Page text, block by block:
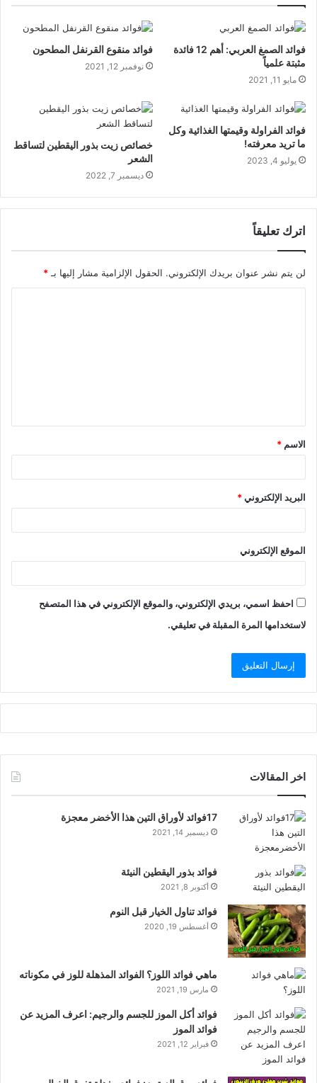
فوائد الصمغ العربي: أهم 12 فائدة
مثبتة علمياً
مايو 11, 2021
فوائد منقوع القرنفل المطحون
نوفمبر 12, 2021
فوائد الفراولة وقيمتها الغذائية وكل
ما تريد معرفته!
يوليو 4, 2023
خصائص زيت بذور اليقطين لتساقط
الشعر
ديسمبر 7, 2022
اترك تعليقاً
لن يتم نشر عنوان بريدك الإلكتروني. الحقول الإلزامية مشار إليها بـ *
ق
*
الاسم *
البريد الإلكتروني*
الموقع الإلكتروني
احفظ اسمي، بريدي الإلكتروني، والموقع الإلكتروني في هذا المتصفح
لاستخدامها المرة المقبلة في تعليقي.
اخر المقالات
17فوائد لأوراق التين هذا الأخضر معجزة
ديسمبر 14, 2021
فوائد بذور اليقطين النيئة
أكتوبر 8, 2021
فوائد تناول الخيار قبل النوم
أغسطس 19, 2020
ماهي فوائد اللوز؟ الفوائد المذهلة للوز في مكوناته
مارس 19, 2021
فوائد أكل الموز للجسم والرجيم: اعرف المزيد عن
فوائد الموز
فبراير 12, 2021